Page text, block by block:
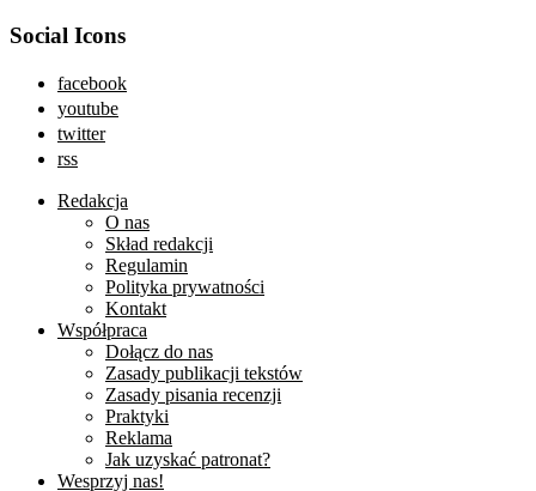
Social Icons
facebook
youtube
twitter
rss
Redakcja
O nas
Skład redakcji
Regulamin
Polityka prywatności
Kontakt
Współpraca
Dołącz do nas
Zasady publikacji tekstów
Zasady pisania recenzji
Praktyki
Reklama
Jak uzyskać patronat?
Wesprzyj nas!